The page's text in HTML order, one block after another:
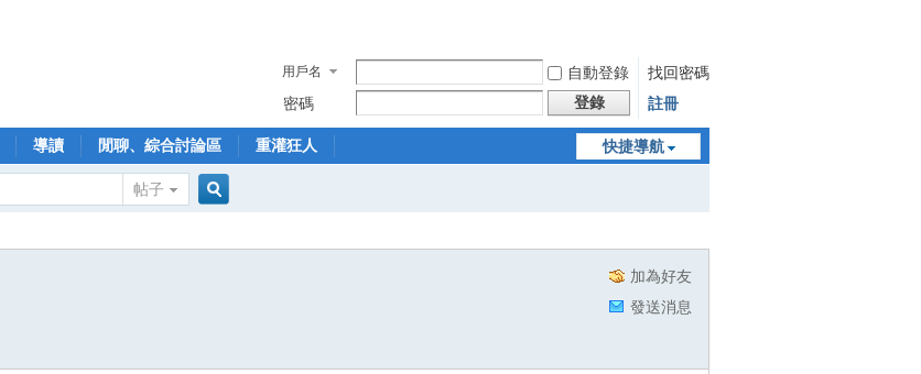
用戶名 自動登錄
找回密碼
密碼
登錄 註冊
快捷導航
導讀 閒聊、綜合討論區 重灌狂人
帖子
加為好友
發送消息